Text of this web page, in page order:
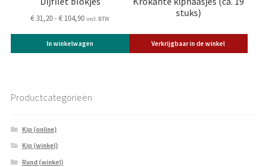
€ 31,20-€ 104,90Prijsklasse:
tot
€ 104,90
incl. BTW
In winkelwagen
productpagina
stuks)
Verkrijgbaar in de winkel
Productcategorieën
Kip (online)
Kip (winkel)
Rund (winkel)